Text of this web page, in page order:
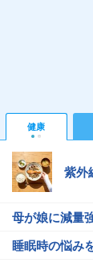
健康
紫外
母が娘に減量
睡眠時の悩み